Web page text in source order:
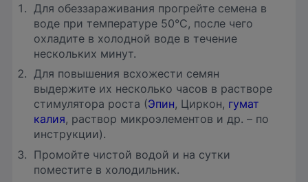
Для обеззараживания прогрейте семена в
воде при температуре 50°С, после чего
охладите в холодной воде в течение
нескольких минут.
Для повышения всхожести семян
выдержите их несколько часов в растворе
стимулятора роста (Эпин, Циркон, гумат
калия, раствор микроэлементов и др. – по
инструкции).
Промойте чистой водой и на сутки
поместите в холодильник.